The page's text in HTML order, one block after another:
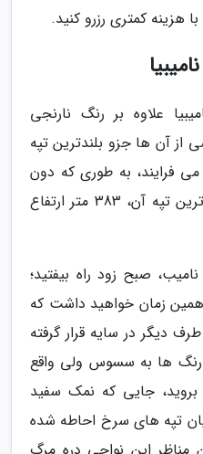
با هزینه کمتری رزرو کنید.
علاوه بر رنگ نارنجی
از آن ها جزو بلندترین تپه
فرایند، به طوری که دون
سون (Dune 7) به عنوان بلندترین تپه آن، 383 متر ارتفاع
صبح زود راه بیفتید؛
همین زمان خواهید داشت که
دیگر در سایه قرار گرفته
ها به سسوس ولی واقع
بروید، جایی که نمک سفید
تپه های سرخ احاطه شده